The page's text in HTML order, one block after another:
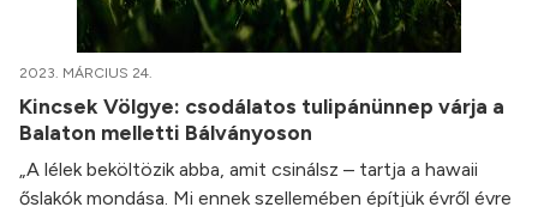
2023. MÁRCIUS 24.
Kincsek Völgye: csodálatos tulipánünnep várja a
Balaton melletti Bálványoson
„A lélek beköltözik abba, amit csinálsz – tartja a hawaii
őslakók mondása. Mi ennek szellemében építjük évről évre